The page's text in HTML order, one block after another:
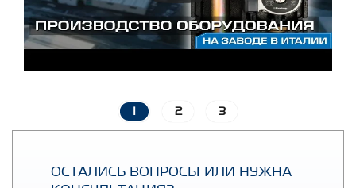
2 3
ОСТАЛИСЬ ВОПРОСЫ ИЛИ НУЖНА